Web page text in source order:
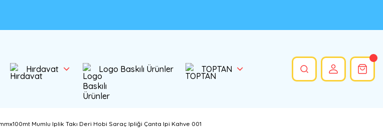
Hırdavat Logo Baskılı Ürünler TOPTAN
Mumlu Iplik Takı Deri Hobi Saraç Ipliği Çanta Ipi Kahve 001